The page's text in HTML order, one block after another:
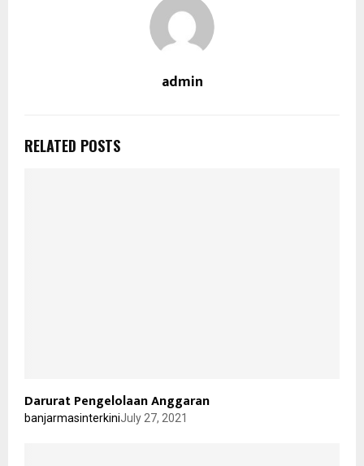
admin
RELATED POSTS
Darurat Pengelolaan Anggaran
banjarmasinterkiniJuly 27, 2021